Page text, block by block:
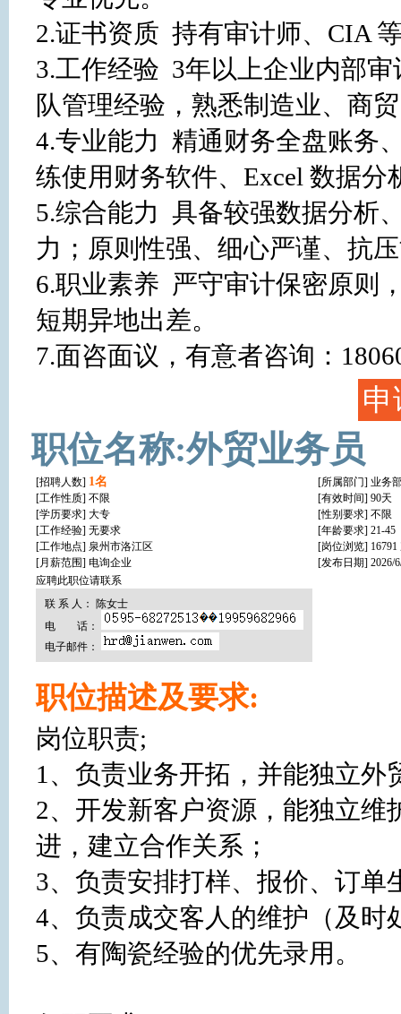
2.证书资质  持有审计师、CIA
3.工作经验  3年以上企业内部
队管理经验，熟悉制造业、商
4.专业能力  精通财务全盘账务
练使用财务软件、Excel 数据分
5.综合能力  具备较强数据分析
力；原则性强、细心严谨、抗
6.职业素养  严守审计保密原则
短期异地出差。
7.面咨面议，有意者咨询：
申
职位名称:外贸业务员
[招聘人数] 1名
[工作性质] 不限
[学历要求] 大专
[工作经验] 无要求
[工作地点] 泉州市洛江区
[月薪范围] 电询企业
[所属部门] 业务
[有效时间] 90天
[性别要求] 不限
[年龄要求] 21-45
[岗位浏览] 16791
[发布日期] 2026/
应聘此职位请联系
联 系 人： 陈女士
电 话：
电子邮件：
职位描述及要求:
岗位职责;
1、负责业务开拓，并能独立
2、开发新客户资源，能独立
进，建立合作关系；
3、负责安排打样、报价、订单
4、负责成交客人的维护（及时
5、有陶瓷经验的优先录用。